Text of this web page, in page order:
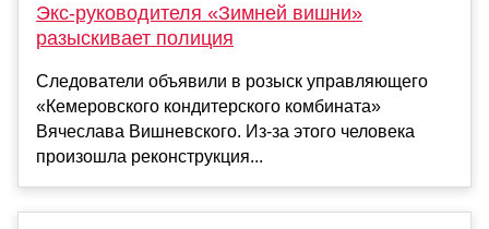
Экс-руководителя «Зимней вишни»
разыскивает полиция
Следователи объявили в розыск управляющего
«Кемеровского кондитерского комбината»
Вячеслава Вишневского. Из-за этого человека
произошла реконструкция...